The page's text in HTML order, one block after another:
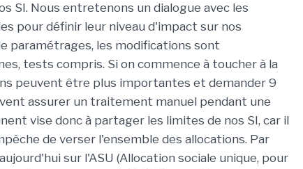
SI. Nous entretenons un dialogue avec les
pour définir leur niveau d'impact sur nos
paramétrages, les modifications sont
tests compris. Si on commence à toucher à la
peuvent être plus importantes et demander 9
assurer un traitement manuel pendant une
vise donc à partager les limites de nos SI, car il
de verser l'ensemble des allocations. Par
sur l'ASU (Allocation sociale unique, pour